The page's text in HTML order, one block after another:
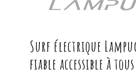
Surf électrique
fiable accessible à tous